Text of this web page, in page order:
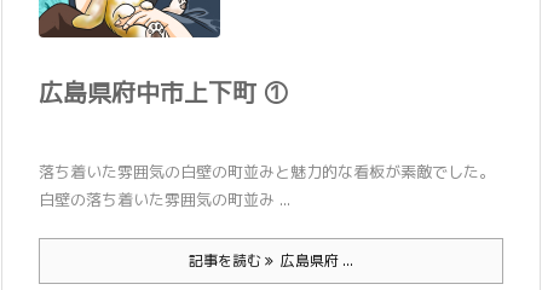
広島県府中市上下町 ①
落ち着いた雰囲気の白壁の町並みと魅力的な看板が素敵でした。
白壁の落ち着いた雰囲気の町並み ...
記事を読む 広島県府 ...